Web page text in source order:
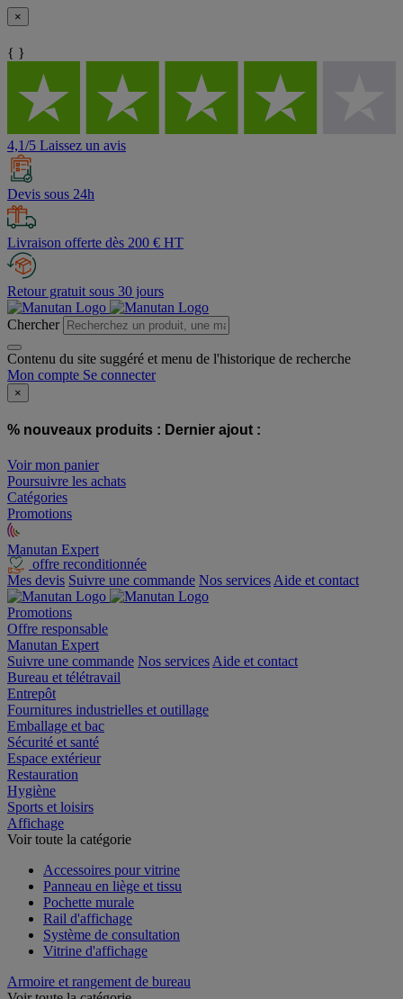
×
{ }
4,1/5 Laissez un avis
Devis sous 24h
Livraison offerte dès 200 € HT
Retour gratuit sous 30 jours
Chercher
Contenu du site suggéré et menu de l'historique de recherche
Mon compte Se connecter
×
% nouveaux produits : Dernier ajout :
Voir mon panier
Poursuivre les achats
Catégories
Promotions
Manutan Expert
offre reconditionnée
Mes devis Suivre une commande Nos services Aide et contact
Promotions
Offre responsable
Manutan Expert
Suivre une commande Nos services Aide et contact
Bureau et télétravail
Entrepôt
Fournitures industrielles et outillage
Emballage et bac
Sécurité et santé
Espace extérieur
Restauration
Hygiène
Sports et loisirs
Affichage
Voir toute la catégorie
Accessoires pour vitrine
Panneau en liège et tissu
Pochette murale
Rail d'affichage
Système de consultation
Vitrine d'affichage
Armoire et rangement de bureau